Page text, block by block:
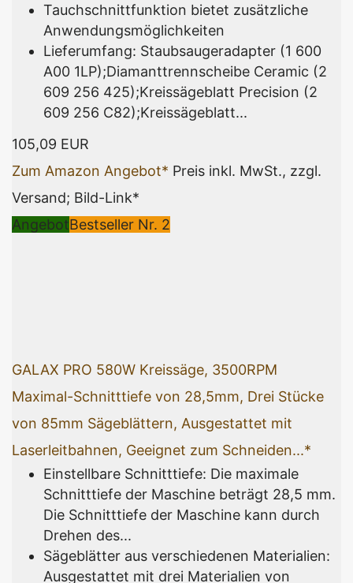
Tauchschnittfunktion bietet zusätzliche
Anwendungsmöglichkeiten
Lieferumfang: Staubsaugeradapter (1 600
A00 1LP);Diamanttrennscheibe Ceramic (2
609 256 425);Kreissägeblatt Precision (2
609 256 C82);Kreissägeblatt...
105,09 EUR
Zum Amazon Angebot* Preis inkl. MwSt., zzgl.
Versand; Bild-Link*
AngebotBestseller Nr. 2
GALAX PRO 580W Kreissäge, 3500RPM
Maximal-Schnitttiefe von 28,5mm, Drei Stücke
von 85mm Sägeblättern, Ausgestattet mit
Laserleitbahnen, Geeignet zum Schneiden...*
Einstellbare Schnitttiefe: Die maximale
Schnitttiefe der Maschine beträgt 28,5 mm.
Die Schnitttiefe der Maschine kann durch
Drehen des...
Sägeblätter aus verschiedenen Materialien:
Ausgestattet mit drei Materialien von